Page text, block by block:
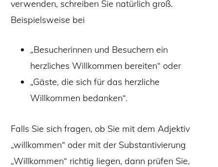
verwenden, schreiben Sie natürlich groß.
Beispielsweise bei
„Besucherinnen und Besuchern ein
herzliches Willkommen bereiten“ oder
„Gäste, die sich für das herzliche
Willkommen bedanken“.
Falls Sie sich fragen, ob Sie mit dem Adjektiv
„willkommen“ oder mit der Substantivierung
„Willkommen“ richtig liegen, dann prüfen Sie,